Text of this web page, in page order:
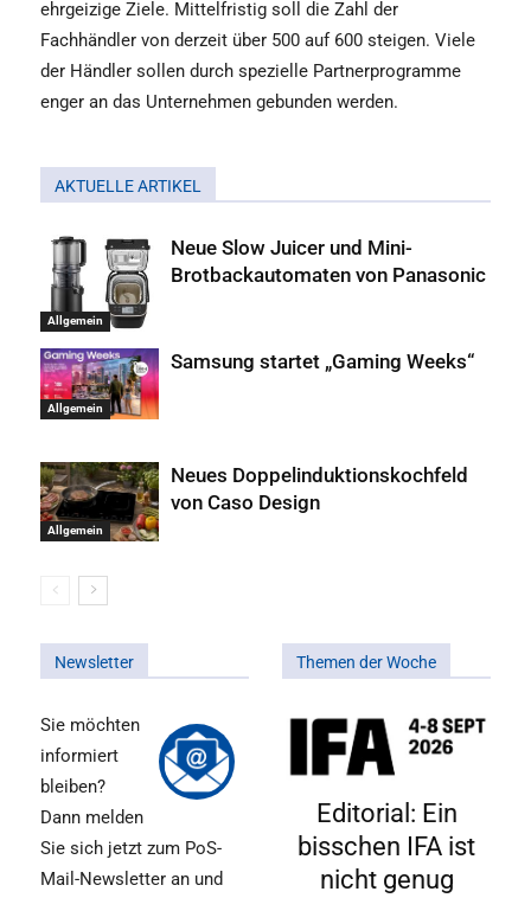
ehrgeizige Ziele. Mittelfristig soll die Zahl der
Fachhändler von derzeit über 500 auf 600 steigen. Viele
der Händler sollen durch spezielle Partnerprogramme
enger an das Unternehmen gebunden werden.
AKTUELLE ARTIKEL
Allgemein
Neue Slow Juicer und Mini-
Brotbackautomaten von Panasonic
Allgemein
Samsung startet „Gaming Weeks“
Allgemein
Neues Doppelinduktionskochfeld
von Caso Design
Newsletter
Sie möchten
informiert
bleiben?
Dann melden
Sie sich jetzt zum PoS-
Mail-Newsletter an und
Themen der Woche
Editorial: Ein
bisschen IFA ist
nicht genug